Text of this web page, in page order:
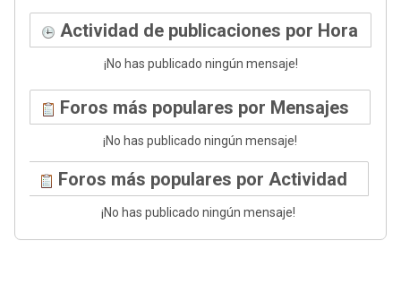
Actividad de publicaciones por Hora
¡No has publicado ningún mensaje!
Foros más populares por Mensajes
¡No has publicado ningún mensaje!
Foros más populares por Actividad
¡No has publicado ningún mensaje!